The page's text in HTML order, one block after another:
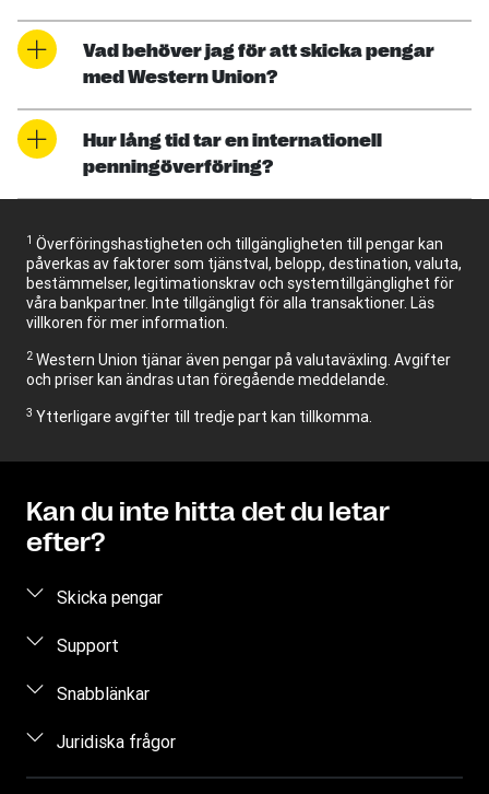
Vad behöver jag för att skicka pengar
med Western Union?
Hur lång tid tar en internationell
penningöverföring?
1 Överföringshastigheten och tillgängligheten till pengar kan
påverkas av faktorer som tjänstval, belopp, destination, valuta,
bestämmelser, legitimationskrav och systemtillgänglighet för
våra bankpartner. Inte tillgängligt för alla transaktioner. Läs
villkoren för mer information.
2 Western Union tjänar även pengar på valutaväxling. Avgifter
och priser kan ändras utan föregående meddelande.
3 Ytterligare avgifter till tredje part kan tillkomma.
Kan du inte hitta det du letar
efter?
Skicka pengar
Skicka pengar online
Kontrollera överföringsstatus
Hitta ombud
Support
Vanliga frågor
Snabblänkar
Logga in
Registrera dig
Juridiska frågor